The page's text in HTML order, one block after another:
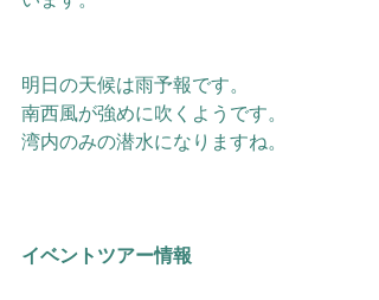
明日の天候は雨予報です。
南西風が強めに吹くようです。
湾内のみの潜水になりますね。
イベントツアー情報